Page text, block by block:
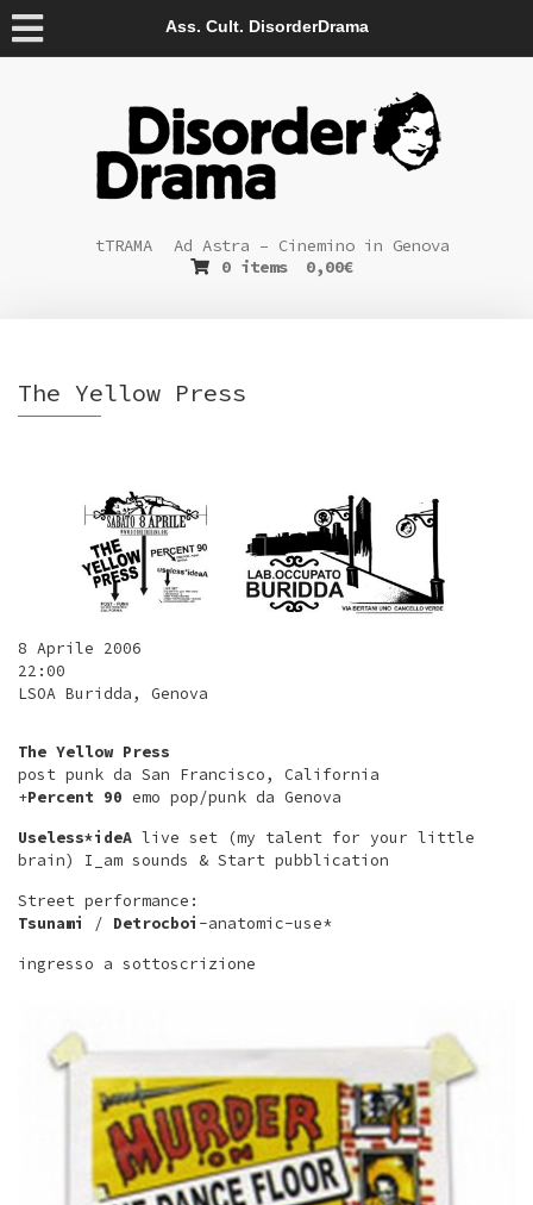
Ass. Cult. DisorderDrama
tTRAMA
Ad Astra – Cinemino in Genova
0 items
0,00€
The Yellow Press
8 Aprile 2006
22:00
LSOA Buridda, Genova
The Yellow Press
post punk da San Francisco, California
+Percent 90 emo pop/punk da Genova
Useless*ideA live set (my talent for your little
brain) I_am sounds & Start pubblication
Street performance:
Tsunami
/ Detrocboi -anatomic-use*
ingresso a sottoscrizione